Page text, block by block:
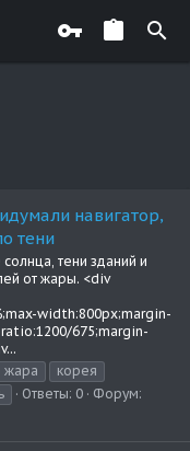
навигатор,
тени
тени зданий и
от жары. <div
width:800px;margin-
675;margin-
жара
корея
Ответы: 0
Форум: